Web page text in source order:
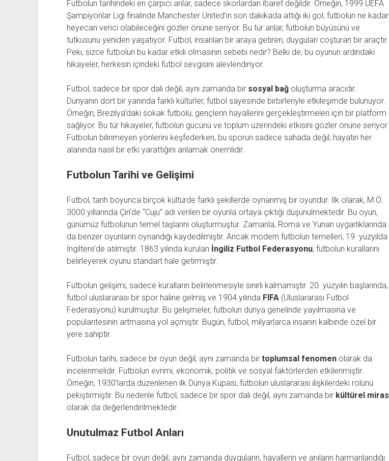
Futbolun tarihindeki en çarpıcı anlar, sadece skorlardan ibaret değildir. Örneğin, 1999 UEFA
Şampiyonlar Ligi finalinde Manchester United’ın son dakikada attığı iki gol, futbolun ne kadar
heyecan verici olabileceğini gözler önüne seriyor. Bu tür anlar, futbolun büyüsünü ve
tutkusunu yeniden yaşatıyor. Futbol, insanları bir araya getiren, duyguları coşturan bir araçtır.
Peki, sizce futbolun bu kadar etkili olmasının sebebi nedir? Belki de, bu oyunun ardındaki
hikayeler, herkesin içindeki futbol sevgisini alevlendiriyor.
Futbol, sadece bir spor dalı değil, aynı zamanda bir sosyal bağoluşturma aracıdır.
Dünyanın dört bir yanında farklı kültürler, futbol sayesinde birbirleriyle etkileşimde bulunuyor.
Örneğin, Brezilya’daki sokak futbolu, gençlerin hayallerini gerçekleştirmeleri için bir platform
sağlıyor. Bu tür hikayeler, futbolun gücünü ve toplum üzerindeki etkisini gözler önüne seriyor.
Futbolun bilinmeyen yönlerini keşfederken, bu sporun sadece sahada değil, hayatın her
alanında nasıl bir etki yarattığını anlamak önemlidir.
Futbolun Tarihi ve Gelişimi
Futbol, tarih boyunca birçok kültürde farklı şekillerde oynanmış bir oyundur. İlk olarak, M.Ö.
3000 yıllarında Çin’de “Cuju” adı verilen bir oyunla ortaya çıktığı düşünülmektedir. Bu oyun,
günümüz futbolunun temel taşlarını oluşturmuştur. Zamanla, Roma ve Yunan uygarlıklarında
da benzer oyunların oynandığı kaydedilmiştir. Ancak modern futbolun temelleri, 19. yüzyılda
İngiltere’de atılmıştır. 1863 yılında kurulan İngiliz Futbol Federasyonu, futbolun kurallarını
belirleyerek oyunu standart hale getirmiştir.
Futbolun gelişimi, sadece kuralların belirlenmesiyle sınırlı kalmamıştır. 20. yüzyılın başlarında,
futbol uluslararası bir spor haline gelmiş ve 1904 yılında FIFA(Uluslararası Futbol
Federasyonu) kurulmuştur. Bu gelişmeler, futbolun dünya genelinde yayılmasına ve
popülaritesinin artmasına yol açmıştır. Bugün, futbol, milyarlarca insanın kalbinde özel bir
yere sahiptir.
Futbolun tarihi, sadece bir oyun değil; aynı zamanda bir toplumsal fenomenolarak da
incelenmelidir. Futbolun evrimi, ekonomik, politik ve sosyal faktörlerden etkilenmiştir.
Örneğin, 1930’larda düzenlenen ilk Dünya Kupası, futbolun uluslararası ilişkilerdeki rolünü
pekiştirmiştir. Bu nedenle futbol, sadece bir spor dalı değil, aynı zamanda bir kültürel miras
olarak da değerlendirilmektedir.
Unutulmaz Futbol Anları
Futbol, sadece bir oyun değil, aynı zamanda duyguların, hayallerin ve anıların harmanlandığı